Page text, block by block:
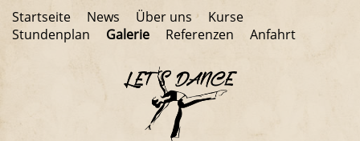
Startseite News Über uns
Kurse
Stundenplan
Galerie Referenzen Anfahrt